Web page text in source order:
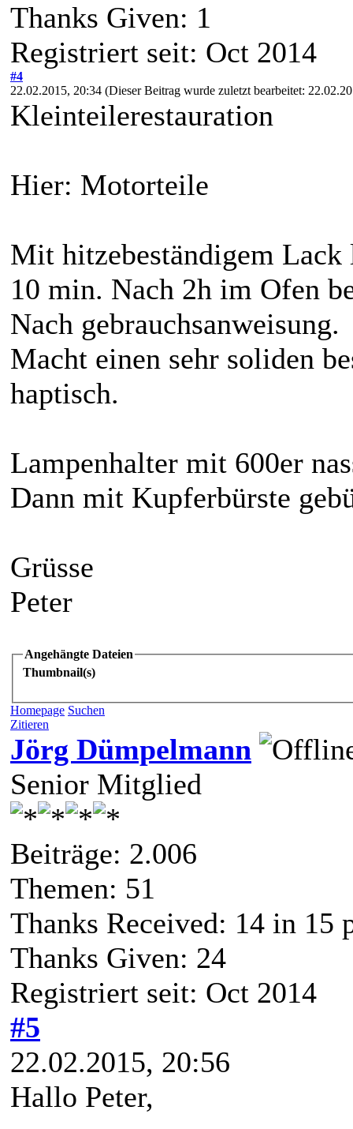
Thanks Given: 1
Registriert seit: Oct 2014
#4
22.02.2015, 20:34 (Dieser Beitrag wurde zuletzt bearbeitet:
Kleinteilerestauration
Hier: Motorteile
Mit hitzebeständigem
10 min. Nach 2h im Ofen
Nach gebrauchsanweisung.
Macht einen sehr soliden
haptisch.
Lampenhalter mit 600er
Dann mit Kupferbürste
Grüsse
Peter
Angehängte Dateien
Thumbnail(s)
Homepage Suchen
Zitieren
Jörg Dümpelmann
Senior Mitglied
Beiträge: 2.006
Themen: 51
Thanks Received: 14 in 15
Thanks Given: 24
Registriert seit: Oct 2014
#5
22.02.2015, 20:56
Hallo Peter,